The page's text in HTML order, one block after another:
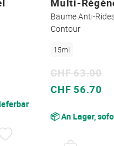
Baume Anti-
Contour
15ml
Sonderpreis
CHF 56.70
CHF 63.00
📦 An Lager,